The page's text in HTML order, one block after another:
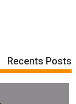
Recents Posts